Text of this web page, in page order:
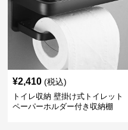
¥2,410 (税込)
トイレ収納 壁掛け式トイレット
ペーパーホルダー付き収納棚